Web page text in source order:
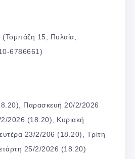
(Τομπάζη 15, Πυλαία,
6786661)
Παρασκευή 20/2/2026
2026 (18.20), Κυριακή
23/2/206 (18.20), Τρίτη
25/2/2026 (18.20)